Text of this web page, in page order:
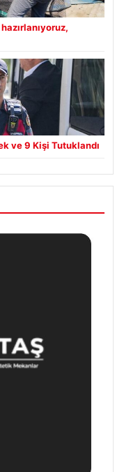
ve 9 Kişi Tutuklandı